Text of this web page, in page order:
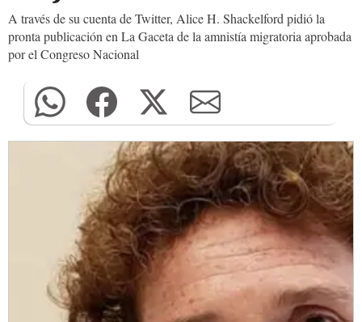
A través de su cuenta de Twitter, Alice H. Shackelford pidió la
pronta publicación en La Gaceta de la amnistía migratoria aprobada
por el Congreso Nacional